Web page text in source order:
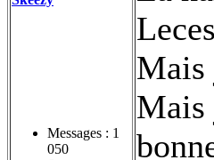
Messages : 1
050
Mais
Mais